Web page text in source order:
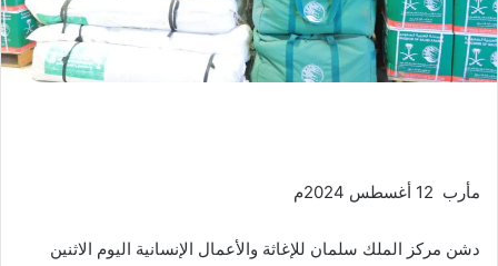
مأرب 12 أغسطس 2024م
دشن مركز الملك سلمان للإغاثة والأعمال الإنسانية اليوم الاثنين